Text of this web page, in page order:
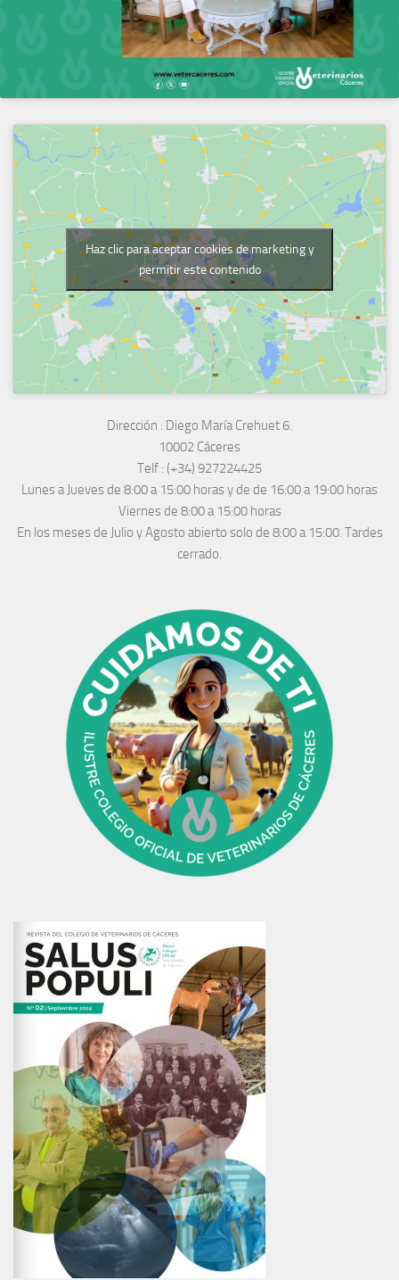
Haz clic para aceptar cookies de marketing y
permitir este contenido
Dirección : Diego María Crehuet 6.
10002 Cáceres
Telf : (+34) 927224425
Lunes a Jueves de 8:00 a 15:00 horas y de de 16:00 a 19:00 horas
Viernes de 8:00 a 15:00 horas
En los meses de Julio y Agosto abierto solo de 8:00 a 15:00. Tardes
cerrado.